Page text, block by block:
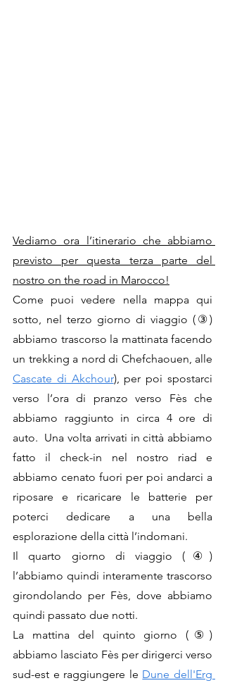
Vediamo ora l’itinerario che abbiamo
previsto per questa terza parte del
nostro on the road in Marocco!
Come puoi vedere nella mappa qui
sotto, nel terzo giorno di viaggio (③)
abbiamo trascorso la mattinata facendo
Cascate di Akchour), per poi spostarci
verso l’ora di pranzo verso Fès che
abbiamo raggiunto in circa 4 ore di
auto.  Una volta arrivati in città abbiamo
fatto il check-in nel nostro riad e
abbiamo cenato fuori per poi andarci a
riposare e ricaricare le batterie per
poterci dedicare a una bella
esplorazione della città l’indomani.
Il quarto giorno di viaggio (④)
l’abbiamo quindi interamente trascorso
girondolando per Fès, dove abbiamo
quindi passato due notti.
La mattina del quinto giorno (⑤)
abbiamo lasciato Fès per dirigerci verso
sud-est e raggiungere le Dune dell'Erg